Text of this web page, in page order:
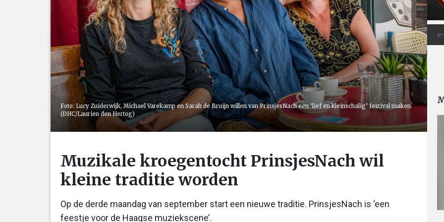
Foto: Lucy Zuiderwijk, Michael Varekamp en Sarah de Bruijn willen van PrinsjesNach een ‘lief en kleinschalig’ festival maken.
(DHC/Laurien den Hertog)
Muzikale kroegentocht PrinsjesNach wil
kleine traditie worden
Op de derde maandag van september start een nieuwe traditie. PrinsjesNach is ‘een
feestje voor de Haagse muziekscene’.